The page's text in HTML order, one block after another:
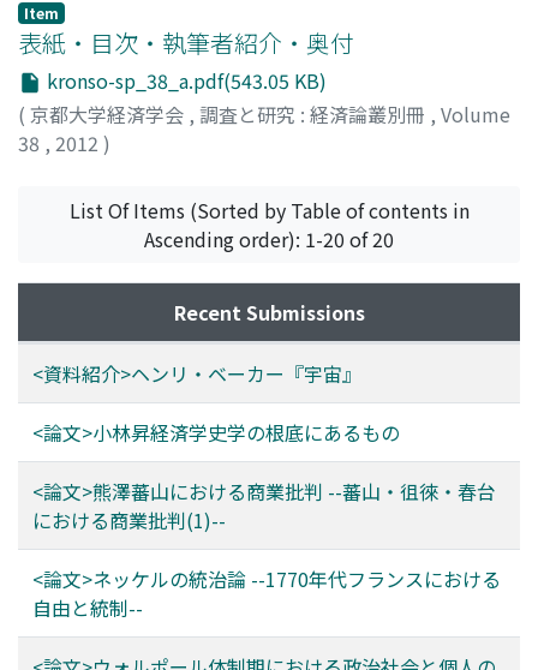
Item
表紙・目次・執筆者紹介・奥付
kronso-sp_38_a.pdf(543.05 KB)
( 京都大学経済学会 , 調査と研究 : 経済論叢別冊 , Volume
38 , 2012 )
List Of Items (Sorted by Table of contents in
Ascending order): 1-20 of 20
Recent Submissions
<資料紹介>ヘンリ・ベーカー『宇宙』
<論文>小林昇経済学史学の根底にあるもの
<論文>熊澤蕃山における商業批判 --蕃山・徂徠・春台
における商業批判(1)--
<論文>ネッケルの統治論 --1770年代フランスにおける
自由と統制--